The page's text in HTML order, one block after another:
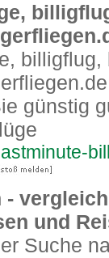
günstig
-
und
Suche